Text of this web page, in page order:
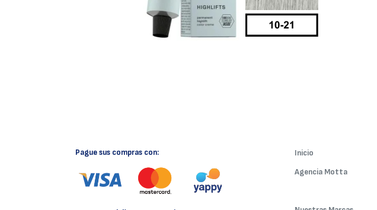
Pague sus compras con:
Inicio
Agencia Motta